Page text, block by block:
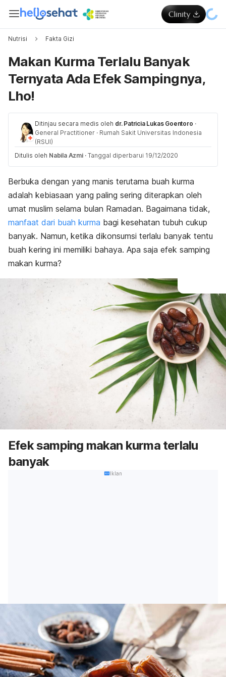
Nutrisi Fakta Gizi
Makan Kurma Terlalu Banyak
Ternyata Ada Efek Sampingnya,
Lho!
Ditinjau secara medis oleh dr. Patricia Lukas Goentoro ·
General Practitioner · Rumah Sakit Universitas Indonesia
(RSUI)
Ditulis oleh Nabila Azmi · Tanggal diperbarui 19/12/2020
Berbuka dengan yang manis terutama buah kurma
adalah kebiasaan yang paling sering diterapkan oleh
umat muslim selama bulan Ramadan. Bagaimana tidak,
manfaat dari buah kurma bagi kesehatan tubuh cukup
banyak. Namun, ketika dikonsumsi terlalu banyak tentu
buah kering ini memiliki bahaya. Apa saja efek samping
makan kurma?
Efek samping makan kurma terlalu
banyak
Iklan